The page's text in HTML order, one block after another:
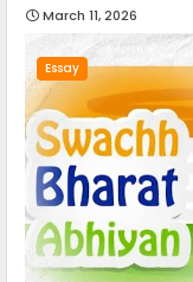
March 11, 2026
Essay